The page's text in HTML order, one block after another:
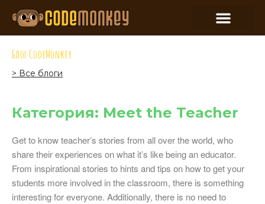
Блог CodeMonkey
> Все блоги
Категория: Meet the Teacher
Get to know teacher’s stories from all over the world, who
share their experiences on what it’s like being an educator.
From inspirational stories to hints and tips on how to get your
students more involved in the classroom, there is something
interesting for everyone. Additionally, there is no need to